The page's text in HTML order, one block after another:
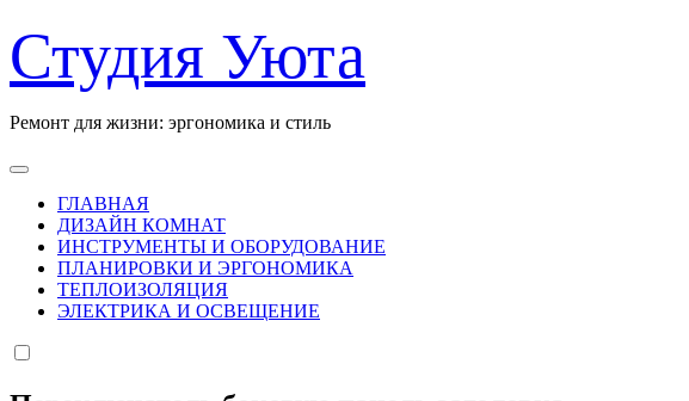
к
содержанию
Студия Уюта
Ремонт для жизни: эргономика и стиль
ГЛАВНАЯ
ДИЗАЙН КОМНАТ
ИНСТРУМЕНТЫ И ОБОРУДОВАНИЕ
ПЛАНИРОВКИ И ЭРГОНОМИКА
ТЕПЛОИЗОЛЯЦИЯ
ЭЛЕКТРИКА И ОСВЕЩЕНИЕ